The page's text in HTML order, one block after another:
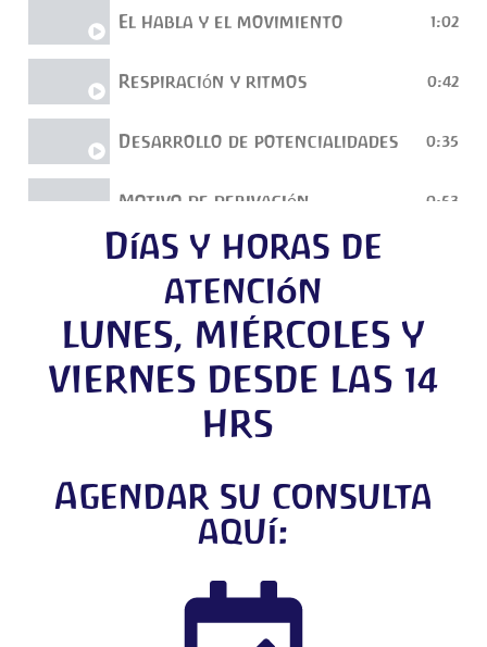
El habla y el movimiento 1:02
Respiración y ritmos 0:42
Desarrollo de potencialidades 0:35
Motivo de derivación 0:53
Días y horas de
atención
LUNES, MIÉRCOLES Y
VIERNES DESDE LAS 14
HRS
Agendar su consulta
aquí: